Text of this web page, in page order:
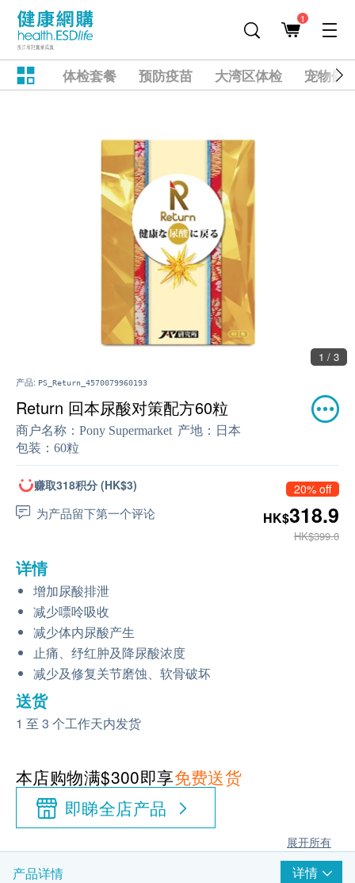
1
体检套餐 预防疫苗 大湾区体检 宠物健
1 / 3
产品: PS_Return_4570079960193
Return 回本尿酸对策配方60粒
商户名称： Pony Supermarket 产地： 日本
包装： 60粒
赚取318积分 (HK$3)
为产品留下第一个评论
20% off
HK$318.9
HK$399.0
详情
增加尿酸排泄
减少嘌呤吸收
减少体内尿酸产生
止痛、纾红肿及降尿酸浓度
减少及修复关节磨蚀、软骨破坏
送货
1 至 3 个工作天内发货
本店购物满$300即享免费送货
即睇全店产品
展开所有
产品详情 详情